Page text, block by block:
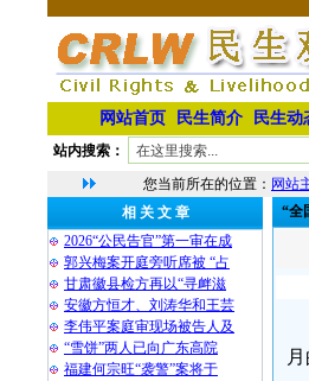
网站首页 民生简介 民生动
站内搜索：
您当前所在的位置： 网站
相 关 文 章
2026“公民告官”第一审在成
郭兴梅案开庭旁听席被 “占
甘肃徽县检方再以“寻衅滋
安徽方恒才、刘涛华和王芸
李伟平案庭审现场被告人及
“雪饼”两人已向广东高院
福建何宗旺“袭警”案将于
“全